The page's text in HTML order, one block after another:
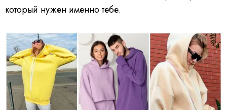
который нужен именно тебе.